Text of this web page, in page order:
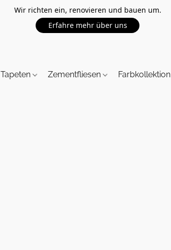
Wir richten ein, renovieren und bauen um.
Erfahre mehr über uns
Tapeten Zementfliesen Farbkollektion